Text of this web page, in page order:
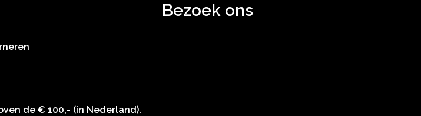
de € 100,- (in Nederland).
Bezoek ons